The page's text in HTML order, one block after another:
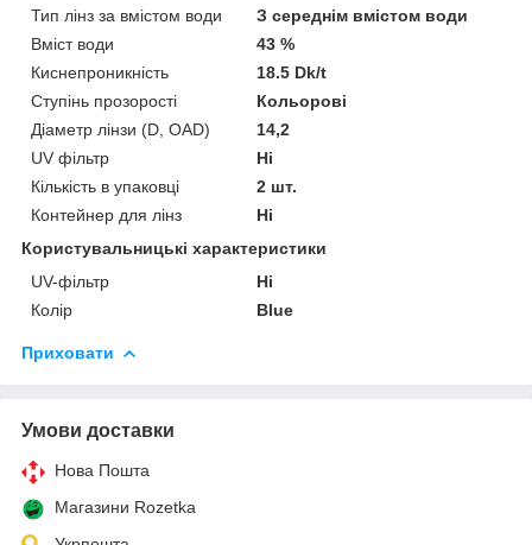
Тип лінз за вмістом води
З середнім вмістом води
Вміст води
43 %
Киснепроникність
18.5 Dk/t
Ступінь прозорості
Кольорові
Діаметр лінзи (D, OAD)
14,2
UV фільтр
Ні
Кількість в упаковці
2 шт.
Контейнер для лінз
Ні
Користувальницькі характеристики
UV-фільтр
Ні
Колір
Blue
Приховати
Умови доставки
Нова Пошта
Магазини Rozetka